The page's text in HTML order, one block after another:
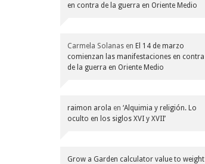
en contra de la guerra en Oriente Medio
Carmela Solanas en El 14 de marzo
comienzan las manifestaciones en contra
de la guerra en Oriente Medio
raimon arola en ‘Alquimia y religión. Lo
oculto en los siglos XVI y XVII’
Grow a Garden calculator value to weight